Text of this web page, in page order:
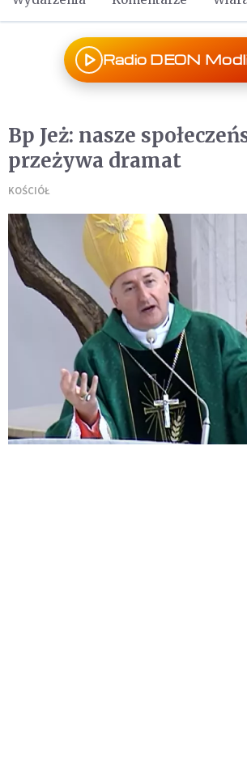
Radio DEON
Bp Jeż: nasze
przeżywa dramat
KOŚCIÓŁ